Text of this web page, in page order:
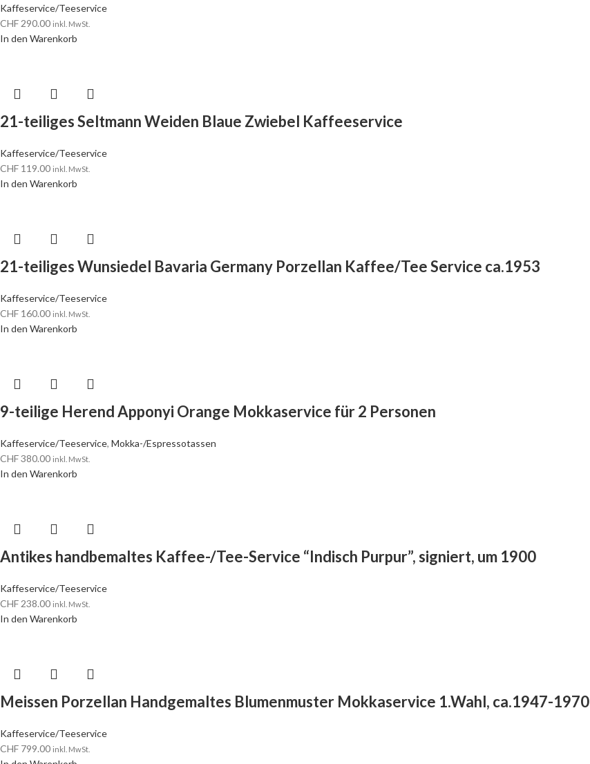
Kaffeservice/Teeservice
CHF 290.00 inkl. MwSt.
In den Warenkorb
21-teiliges Seltmann Weiden Blaue Zwiebel Kaffeeservice
Kaffeservice/Teeservice
CHF 119.00 inkl. MwSt.
In den Warenkorb
21-teiliges Wunsiedel Bavaria Germany Porzellan Kaffee/Tee Service ca.1953
Kaffeservice/Teeservice
CHF 160.00 inkl. MwSt.
In den Warenkorb
9-teilige Herend Apponyi Orange Mokkaservice für 2 Personen
Kaffeservice/Teeservice, Mokka-/Espressotassen
CHF380.00 inkl. MwSt.
In den Warenkorb
Antikes handbemaltes Kaffee-/Tee-Service “Indisch Purpur”, signiert, um 1900
Kaffeservice/Teeservice
CHF 238.00 inkl. MwSt.
In den Warenkorb
Meissen Porzellan Handgemaltes Blumenmuster Mokkaservice 1.Wahl, ca.1947-1970
Kaffeservice/Teeservice
CHF 799.00 inkl. MwSt.